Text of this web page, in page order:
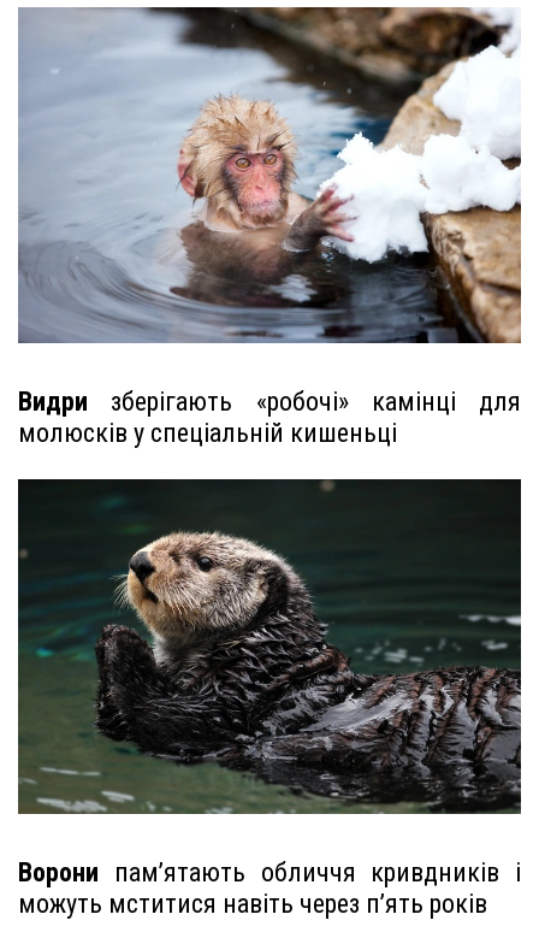
Видри зберігають «робочі» камінці для
молюсків у спеціальній кишеньці
Ворони пам’ятають обличчя кривдників і
можуть мститися навіть через п’ять років